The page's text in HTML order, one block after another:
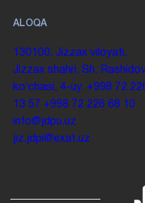
ALOQA
130100. Jizzax viloyati,
Jizzax shahri, Sh.
koʻchasi, 4-uy. +998 72
13 57 +998 72 226 68 10
info@jdpu.uz
jiz.jdpi@exat.uz